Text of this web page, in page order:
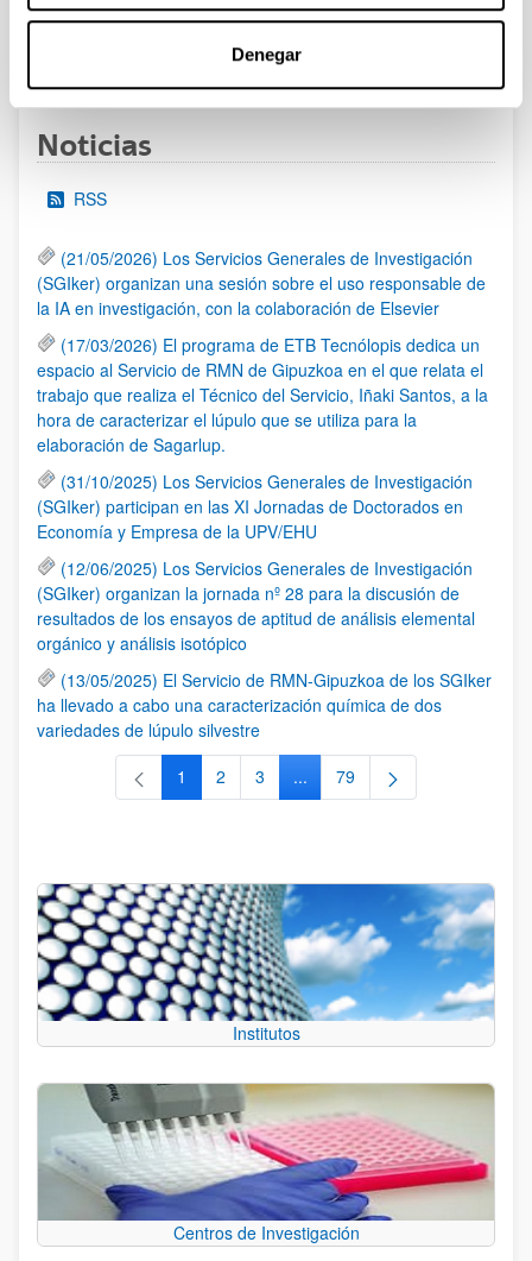
Denegar
Páginas intermedias Use TAB para
PáginaPágina
10 11
Noticias
RSS
(21/05/2026) Los Servicios Generales de Investigación
(SGIker) organizan una sesión sobre el uso responsable de
la IA en investigación, con la colaboración de Elsevier
(17/03/2026) El programa de ETB Tecnólopis dedica un
espacio al Servicio de RMN de Gipuzkoa en el que relata el
trabajo que realiza el Técnico del Servicio, Iñaki Santos, a la
hora de caracterizar el lúpulo que se utiliza para la
elaboración de Sagarlup.
(31/10/2025) Los Servicios Generales de Investigación
(SGIker) participan en las XI Jornadas de Doctorados en
Economía y Empresa de la UPV/EHU
(12/06/2025) Los Servicios Generales de Investigación
(SGIker) organizan la jornada nº 28 para la discusión de
resultados de los ensayos de aptitud de análisis elemental
orgánico y análisis isotópico
(13/05/2025) El Servicio de RMN-Gipuzkoa de los SGIker
ha llevado a cabo una caracterización química de dos
variedades de lúpulo silvestre
Página
1 Página
2 Página
3 ...Páginas intermedias Use TAB
Página
79
Institutos
Centros de Investigación